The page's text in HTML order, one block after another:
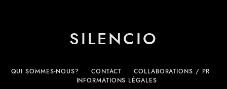
SILENCIO
QUI SOMMES-NOUS? CONTACT
COLLABORATIONS / PR
INFORMATIONS LÉGALES